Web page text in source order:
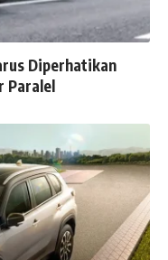
Diperhatikan
Paralel